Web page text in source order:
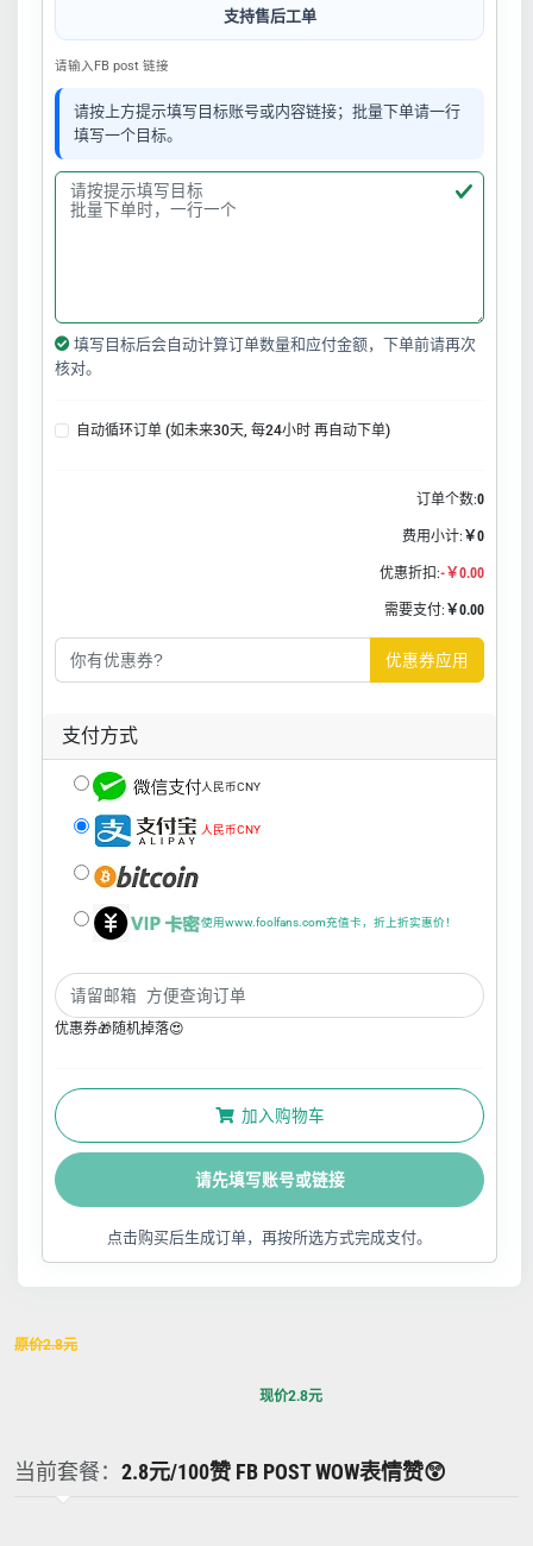
支持售后工单
请输入FB post 链接
请按上方提示填写目标账号或内容链接；批量下单请一行
填写一个目标。
填写目标后会自动计算订单数量和应付金额，下单前请再次
核对。
自动循环订单 (如未来30天, 每24小时 再自动下单)
订单个数:0
费用小计: ￥0
优惠折扣:-￥0.00
需要支付: ￥0.00
优惠券应用
支付方式
人民币CNY
人民币CNY
使用www.foolfans.com充值卡，折上折实惠价！
优惠券🎁随机掉落😍
加入购物车
请先填写账号或链接
点击购买后生成订单，再按所选方式完成支付。
原价2.8元
现价2.8元
当前套餐： 2.8元/100赞 FB POST WOW表情赞😲